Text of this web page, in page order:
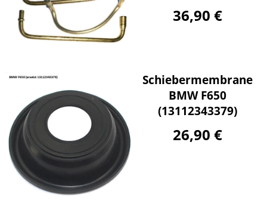
36,90 €
Schiebermembrane
BMW F650
(13112343379)
26,90 €